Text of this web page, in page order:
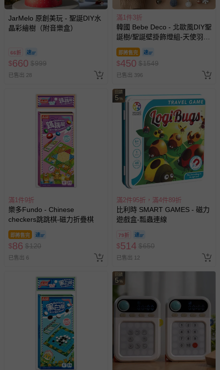
JarMelo 原創美玩 - 聖誕DIY水
晶彩繪樹（附音樂盒）
66折
$660 $999
已售出 28
滿1件3折
韓國 Bebe Deco - 北歐風DIY聖
誕樹/聖誕壁掛飾燈組-天使羽翼
(樹高80cm，樹寬68cm，約
0.6kg)
即將售完
$450 $1549
已售出 396
滿1件9折
樂多Fundo - Chinese
checkers跳跳棋-磁力折疊棋
即將售完
$86 $120
已售出 6
回饋
5 %
滿2件95折，滿4件89折
比利時 SMART GAMES - 磁力
遊戲盒-瓢蟲連線
79折
$514 $650
已售出 12
回饋
5 %